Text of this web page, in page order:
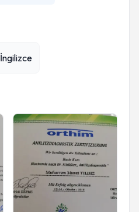
İngilizce